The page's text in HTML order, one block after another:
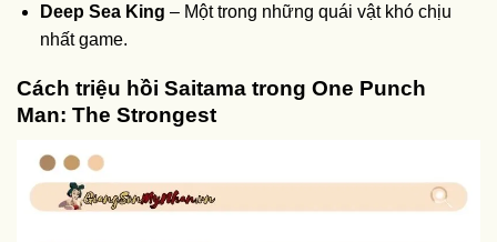
Deep Sea King – Một trong những quái vật khó chịu
nhất game.
Cách triệu hồi Saitama trong One Punch
Man: The Strongest